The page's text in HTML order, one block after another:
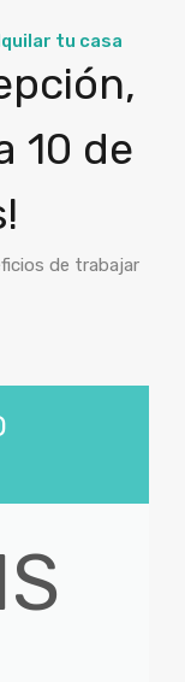
tu casa
10 de
de trabajar